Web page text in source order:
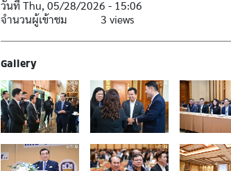
วันที่Thu, 05/28/2026 - 15:06
จำนวนผู้เข้าชม
3 views
Gallery